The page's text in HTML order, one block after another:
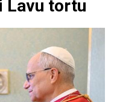
Lavu tortu